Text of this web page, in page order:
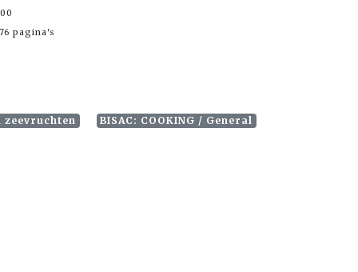
pagina's
zeevruchten BISAC: COOKING / General